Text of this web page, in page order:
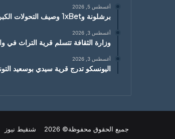
أغسطس 5, 2026
برشلونة و1xBet وصيف التحولات الكبرى: كيف ترسم الانتقالات ملامح الموسم الجديد
أغسطس 3, 2026
وزارة الثقافة تتسلم قرية التراث في
أغسطس 3, 2026
اليونسكو تدرج قرية سيدي بوسعيد
جميع الحقوق محفوظة© 2026 شنقيط نيوز